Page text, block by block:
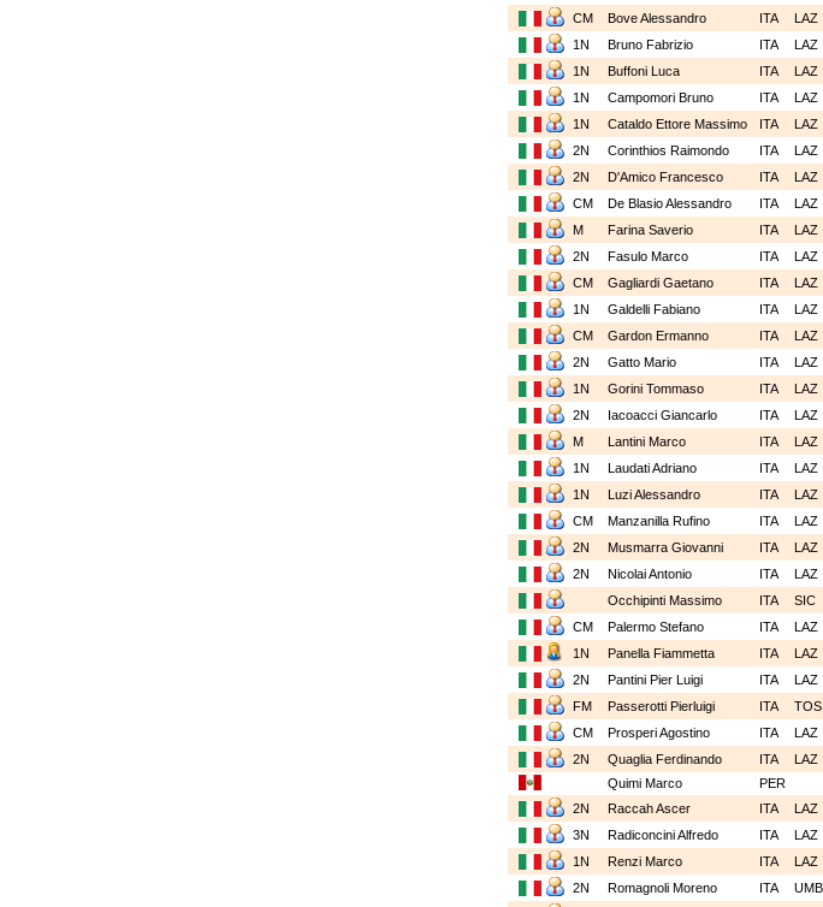
CM
Bove Alessandro ITA LAZ
1N
Bruno Fabrizio ITA LAZ
1N
Buffoni Luca ITA LAZ
1N
Campomori Bruno ITA LAZ
1N
Cataldo Ettore Massimo ITA LAZ
2N
Corinthios Raimondo ITA LAZ
2N
D'Amico Francesco ITA LAZ
CM
De Blasio Alessandro ITA LAZ
M
Farina Saverio ITA LAZ
2N
Fasulo Marco ITA LAZ
CM
Gagliardi Gaetano ITA LAZ
1N
Galdelli Fabiano ITA LAZ
CM
Gardon Ermanno ITA LAZ
2N
Gatto Mario ITA LAZ
1N
Gorini Tommaso ITA LAZ
2N
Iacoacci Giancarlo ITA LAZ
M
Lantini Marco ITA LAZ
1N
Laudati Adriano ITA LAZ
1N
Luzi Alessandro ITA LAZ
CM
Manzanilla Rufino ITA LAZ
2N
Musmarra Giovanni ITA LAZ
2N
Nicolai Antonio ITA LAZ
Occhipinti Massimo
ITA SIC
CM
Palermo Stefano ITA LAZ
1N
Panella Fiammetta ITA LAZ
2N
Pantini Pier Luigi ITA LAZ
FM
Passerotti Pierluigi ITA TOS
CM
Prosperi Agostino ITA LAZ
2N
Quaglia Ferdinando ITA LAZ
Quimi Marco
PER
2N
Raccah Ascer ITA LAZ
3N
Radiconcini Alfredo ITA LAZ
1N
Renzi Marco ITA LAZ
2N
Romagnoli Moreno ITA UMB